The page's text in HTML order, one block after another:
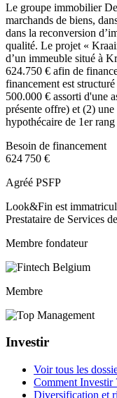
Le groupe immobilier
marchands de biens,
dans la reconversion
qualité. Le projet «
d’un immeuble situé à
624.750 € afin de
financement est
500.000 € assorti d'une
présente offre) et (2)
hypothécaire de 1er rang
Besoin de financement
624 750 €
Agréé PSFP
Look&Fin est
Prestataire de Services
Membre fondateur
Membre
Investir
Voir tous les
Comment Investir
Diversification et